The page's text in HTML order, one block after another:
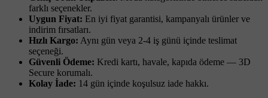
farklı seçenekler.
Uygun Fiyat: En iyi fiyat garantisi, kampanyalı ürünler ve
indirim fırsatları.
Hızlı Kargo: Aynı gün veya 2-4 iş günü içinde teslimat
seçeneği.
Güvenli Ödeme: Kredi kartı, havale, kapıda ödeme — 3D
Secure korumalı.
Kolay İade: 14 gün içinde koşulsuz iade hakkı.